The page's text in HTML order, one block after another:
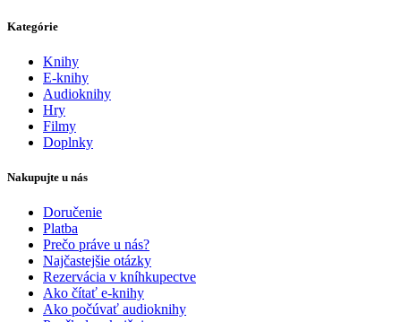
Kategórie
Knihy
E-knihy
Audioknihy
Hry
Filmy
Doplnky
Nakupujte u nás
Doručenie
Platba
Prečo práve u nás?
Najčastejšie otázky
Rezervácia v kníhkupectve
Ako čítať e-knihy
Ako počúvať audioknihy